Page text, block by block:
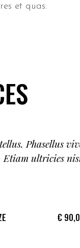
et quas.
Phasellus
ultricies
€